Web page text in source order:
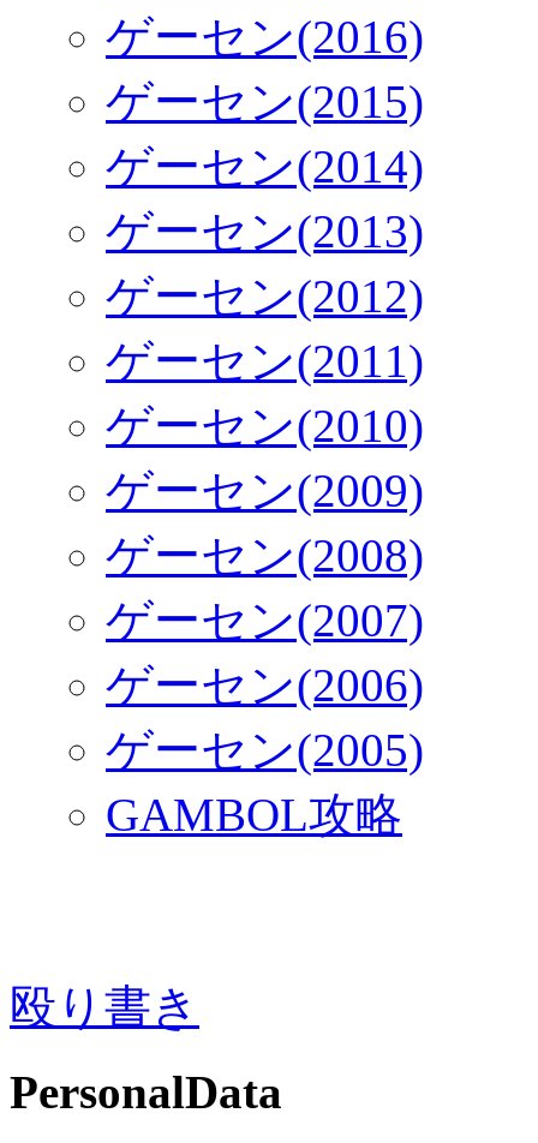
ゲーセン(2016)
ゲーセン(2015)
ゲーセン(2014)
ゲーセン(2013)
ゲーセン(2012)
ゲーセン(2011)
ゲーセン(2010)
ゲーセン(2009)
ゲーセン(2008)
ゲーセン(2007)
ゲーセン(2006)
ゲーセン(2005)
GAMBOL攻略
殴り書き
PersonalData